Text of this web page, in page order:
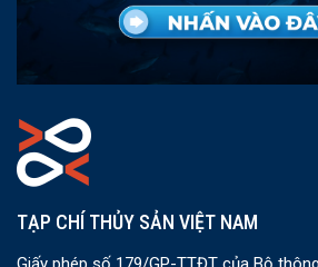
TẠP CHÍ THỦY SẢN VIỆT NAM